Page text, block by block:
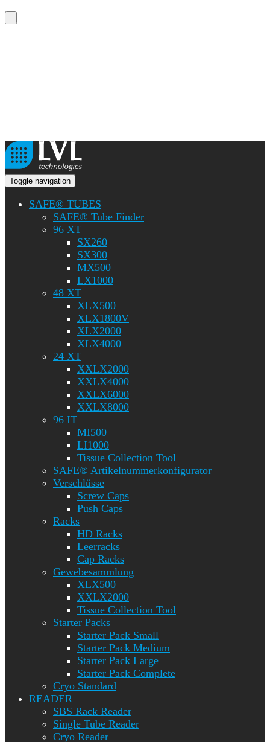
Toggle navigation
SAFE® TUBES
SAFE® Tube Finder
96 XT
SX260
SX300
MX500
LX1000
48 XT
XLX500
XLX1800V
XLX2000
XLX4000
24 XT
XXLX2000
XXLX4000
XXLX6000
XXLX8000
96 IT
MI500
LI1000
Tissue Collection Tool
SAFE® Artikelnummerkonfigurator
Verschlüsse
Screw Caps
Push Caps
Racks
HD Racks
Leerracks
Cap Racks
Gewebesammlung
XLX500
XXLX2000
Tissue Collection Tool
Starter Packs
Starter Pack Small
Starter Pack Medium
Starter Pack Large
Starter Pack Complete
Cryo Standard
READER
SBS Rack Reader
Single Tube Reader
Cryo Reader